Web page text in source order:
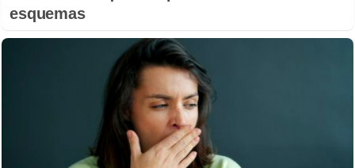
esquemas